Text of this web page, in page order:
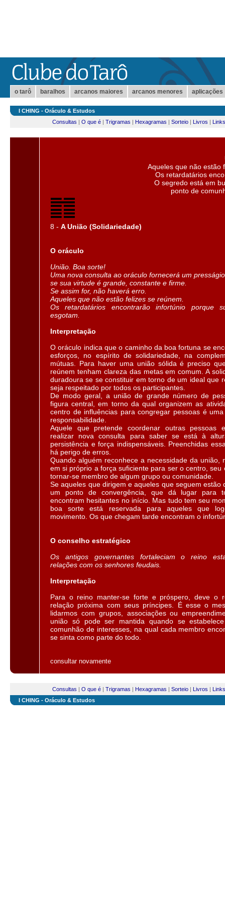
o tarô baralhos arcanos maiores arcanos menores aplicações
I CHING - Oráculo & Estudos
Consultas | O que é| Trigramas | Hexagramas | Sorteio| Livros |
Aqueles que não estão
Os retardatários
O segredo está em
ponto de
8 - A União (Solidariedade)
O oráculo
União. Boa sorte!
Uma nova consulta ao oráculo fornecerá um
se sua virtude é grande, constante e firme.
Se assim for, não haverá erro.
Aqueles que não estão felizes se reúnem.
Os retardatários encontrarão infortúnio porque
esgotam.
Interpretação
O oráculo indica que o caminho da boa fortuna se
esforços, no espírito de solidariedade, na
mútuas. Para haver uma união sólida é preciso
reúnem tenham clareza das metas em comum. A
duradoura se se constituir em torno de um ideal que
seja respeitado por todos os participantes.
De modo geral, a união de grande número de
figura central, em torno da qual organizem as
centro de influências para congregar pessoas é
responsabilidade.
Aquele que pretende coordenar outras pessoas
realizar nova consulta para saber se está à
persistência e força indispensáveis. Preenchidas
há perigo de erros.
Quando alguém reconhece a necessidade da união,
em si próprio a força suficiente para ser o centro, seu
tornar-se membro de algum grupo ou comunidade.
Se aqueles que dirigem e aqueles que seguem estão
um ponto de convergência, que dá lugar para
encontram hesitantes no início. Mas tudo tem seu
boa sorte está reservada para aqueles que
movimento. Os que chegam tarde encontram o
O conselho estratégico
Os antigos governantes fortaleciam o reino
relações com os senhores feudais.
Interpretação
Para o reino manter-se forte e próspero, deve o
relação próxima com seus príncipes. É esse o
lidarmos com grupos, associações ou
união só pode ser mantida quando se
comunhão de interesses, na qual cada membro
se sinta como parte do todo.
consultar novamente
Consultas | O que é| Trigramas | Hexagramas | Sorteio| Livros |
I CHING - Oráculo & Estudos